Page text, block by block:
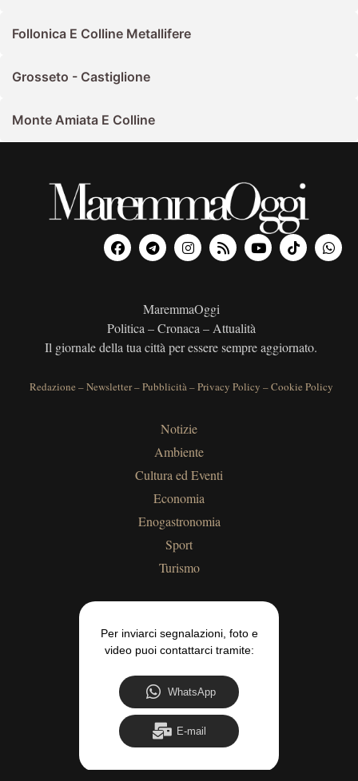
Follonica E Colline Metallifere
Grosseto - Castiglione
Monte Amiata E Colline
MaremmaOggi
Politica – Cronaca – Attualità
Il giornale della tua città per essere sempre aggiornato.
Redazione –Newsletter–Pubblicità–Privacy Policy –Cookie Policy
Notizie
Ambiente
Cultura ed Eventi
Economia
Enogastronomia
Sport
Turismo
Per inviarci segnalazioni, foto e
video puoi contattarci tramite:
WhatsApp
E-mail